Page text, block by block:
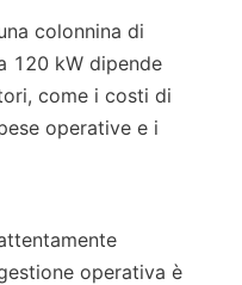
colonnina di
120 kW dipende
come i costi di
operative e i
operativa è